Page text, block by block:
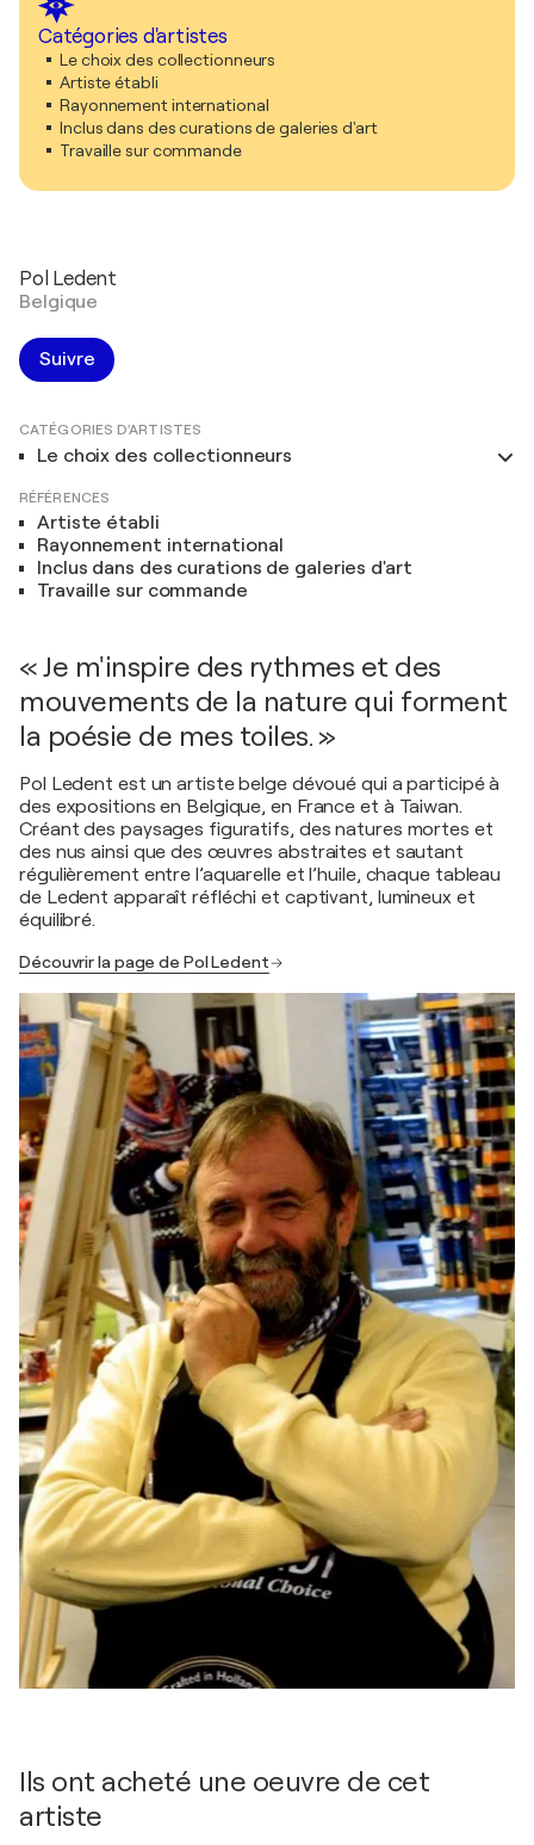
Catégories d'artistes
Le choix des collectionneurs
Artiste établi
Rayonnement international
Inclus dans des curations de galeries d'art
Travaille sur commande
Pol Ledent
Belgique
Suivre
CATÉGORIES D'ARTISTES
Le choix des collectionneurs
RÉFÉRENCES
Artiste établi
Rayonnement international
Inclus dans des curations de galeries d'art
Travaille sur commande
« Je m'inspire des rythmes et des
mouvements de la nature qui forment
la poésie de mes toiles. »
Pol Ledent est un artiste belge dévoué qui a participé à
des expositions en Belgique, en France et à Taiwan.
Créant des paysages figuratifs, des natures mortes et
des nus ainsi que des œuvres abstraites et sautant
régulièrement entre l’aquarelle et l’huile, chaque tableau
de Ledent apparaît réfléchi et captivant, lumineux et
équilibré.
Découvrir la page de Pol Ledent
Ils ont acheté une oeuvre de cet
artiste